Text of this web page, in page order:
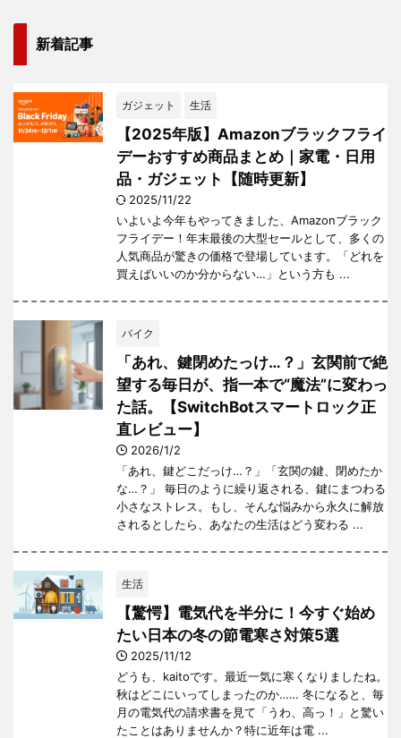
新着記事
ガジェット 生活
【2025年版】Amazonブラックフライ
デーおすすめ商品まとめ｜家電・日用
品・ガジェット【随時更新】
2025/11/22
いよいよ今年もやってきました、Amazonブラック
フライデー！年末最後の大型セールとして、多くの
人気商品が驚きの価格で登場しています。「どれを
買えばいいのか分からない…」という方も ...
バイク
「あれ、鍵閉めたっけ…？」玄関前で絶
望する毎日が、指一本で“魔法”に変わっ
た話。【SwitchBotスマートロック正
直レビュー】
2026/1/2
「あれ、鍵どこだっけ…？」「玄関の鍵、閉めたか
な…？」 毎日のように繰り返される、鍵にまつわる
小さなストレス。もし、そんな悩みから永久に解放
されるとしたら、あなたの生活はどう変わる ...
生活
【驚愕】電気代を半分に！今すぐ始め
たい日本の冬の節電寒さ対策5選
2025/11/12
どうも、kaitoです。最近一気に寒くなりましたね。
秋はどこにいってしまったのか…… 冬になると、毎
月の電気代の請求書を見て「うわ、高っ！」と驚い
たことはありませんか？特に近年は電 ...